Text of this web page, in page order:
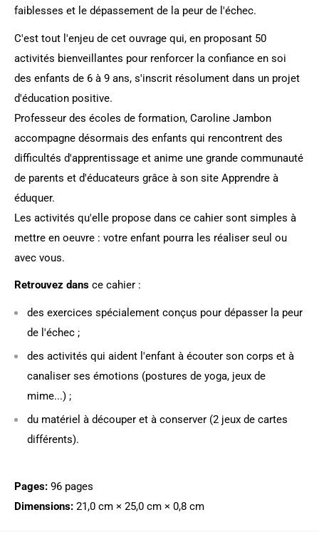
faiblesses et le dépassement de la peur de l'échec.
C'est tout l'enjeu de cet ouvrage qui, en proposant 50
activités bienveillantes pour renforcer la confiance en soi
des enfants de 6 à 9 ans, s'inscrit résolument dans un projet
d'éducation positive.
Professeur des écoles de formation, Caroline Jambon
accompagne désormais des enfants qui rencontrent des
difficultés d'apprentissage et anime une grande communauté
de parents et d'éducateurs grâce à son site Apprendre à
éduquer.
Les activités qu'elle propose dans ce cahier sont simples à
mettre en oeuvre : votre enfant pourra les réaliser seul ou
avec vous.
Retrouvez dans ce cahier :
des exercices spécialement conçus pour dépasser la peur
de l'échec ;
des activités qui aident l'enfant à écouter son corps et à
canaliser ses émotions (postures de yoga, jeux de
mime...) ;
du matériel à découper et à conserver (2 jeux de cartes
différents).
Pages: 96 pages
Dimensions: 21,0 cm × 25,0 cm × 0,8 cm